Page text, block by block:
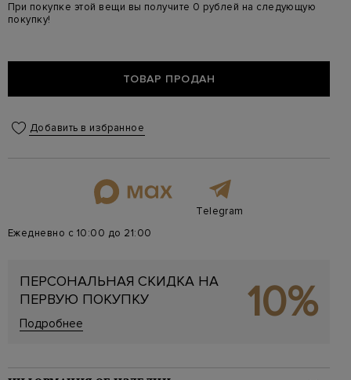
При покупке этой вещи вы получите 0 рублей на следующую
покупку!
ТОВАР ПРОДАН
Добавить в избранное
Telegram
Ежедневно с 10:00 до 21:00
ПЕРСОНАЛЬНАЯ СКИДКА НА
ПЕРВУЮ ПОКУПКУ
Подробнее 10%